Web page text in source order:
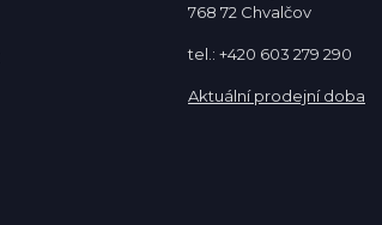
768 72 Chvalčov
tel.: +420 603 279 290
Aktuální prodejní doba